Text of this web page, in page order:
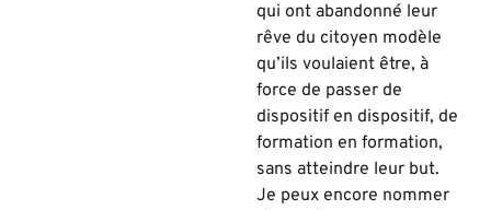
qui ont abandonné leur
rêve du citoyen modèle
qu’ils voulaient être, à
force de passer de
dispositif en dispositif, de
formation en formation,
sans atteindre leur but.
Je peux encore nommer